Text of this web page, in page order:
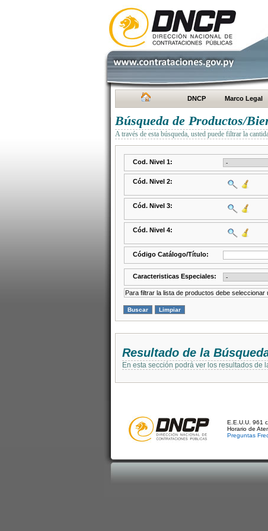
DNCP Marco Legal
Búsqueda de Productos/
A través de esta búsqueda, usted puede filtrar la
Cod. Nivel 1:
Cód. Nivel 2:
Cód. Nivel 3:
Cód. Nivel 4:
Código Catálogo/Título:
Caracteristicas Especiales:
Para filtrar la lista de productos debe seleccionar
Resultado de la
En esta sección podrá ver los resultados de
E.E.U.U. 961
Horario de
Preguntas